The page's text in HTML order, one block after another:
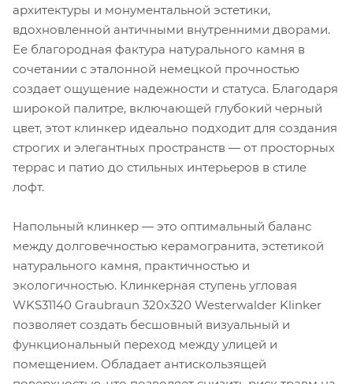
архитектуры и монументальной эстетики,
вдохновленной античными внутренними дворами.
Ее благородная фактура натурального камня в
сочетании с эталонной немецкой прочностью
создает ощущение надежности и статуса. Благодаря
широкой палитре, включающей глубокий черный
цвет, этот клинкер идеально подходит для создания
строгих и элегантных пространств — от просторных
террас и патио до стильных интерьеров в стиле
лофт.
Напольный клинкер — это оптимальный баланс
между долговечностью керамогранита, эстетикой
натурального камня, практичностью и
экологичностью. Клинкерная ступень угловая
WKS31140 Graubraun 320x320 Westerwalder Klinker
позволяет создать бесшовный визуальный и
функциональный переход между улицей и
помещением. Обладает антискользящей